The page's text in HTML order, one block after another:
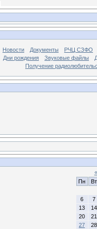
Новости Документы
РЧЦ СЗФО
Дни рождения Звуковые файлы
Получение
«
Пн
Вт
6
7
13
14
20
21
27
28